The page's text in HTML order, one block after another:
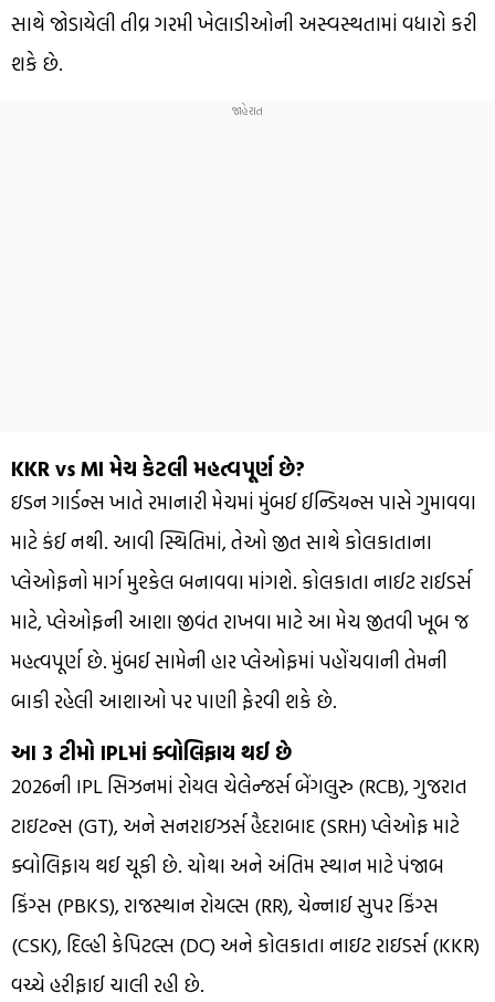
સાથે જોડાયેલી તીવ્ર ગરમી ખેલાડીઓની અસ્વસ્થતામાં વધારો કરી
શકે છે.
KKR vs MI મેચ કેટલી મહત્વપૂર્ણ છે?
ઇડન ગાર્ડન્સ ખાતે રમાનારી મેચમાં મુંબઈ ઈન્ડિયન્સ પાસે ગુમાવવા
માટે કંઈ નથી. આવી સ્થિતિમાં, તેઓ જીત સાથે કોલકાતાના
પ્લેઓફનો માર્ગ મુશ્કેલ બનાવવા માંગશે. કોલકાતા નાઈટ રાઈડર્સ
માટે, પ્લેઓફની આશા જીવંત રાખવા માટે આ મેચ જીતવી ખૂબ જ
મહત્વપૂર્ણ છે. મુંબઈ સામેની હાર પ્લેઓફમાં પહોંચવાની તેમની
બાકી રહેલી આશાઓ પર પાણી ફેરવી શકે છે.
આ 3 ટીમો IPLમાં ક્વોલિફાય થઈ છે
2026ની IPL સિઝનમાં રોયલ ચેલેન્જર્સ બેંગલુરુ (RCB), ગુજરાત
ટાઇટન્સ (GT), અને સનરાઇઝર્સ હૈદરાબાદ (SRH) પ્લેઓફ માટે
ક્વોલિફાય થઈ ચૂકી છે. ચોથા અને અંતિમ સ્થાન માટે પંજાબ
કિંગ્સ (PBKS), રાજસ્થાન રોયલ્સ (RR), ચેન્નાઈ સુપર કિંગ્સ
(CSK), દિલ્હી કેપિટલ્સ (DC) અને કોલકાતા નાઇટ રાઇડર્સ (KKR)
વચ્ચે હરીફાઈ ચાલી રહી છે.